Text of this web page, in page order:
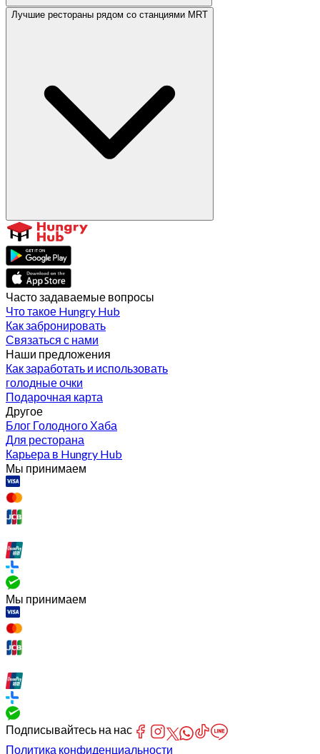
Лучшие рестораны рядом со станциями MRT
Часто задаваемые вопросы
Что такое Hungry Hub
Как забронировать
Связаться с нами
Наши предложения
Как заработать и использовать
голодные очки
Подарочная карта
Другое
Блог Голодного Хаба
Для ресторана
Карьера в Hungry Hub
Мы принимаем
Мы принимаем
Подписывайтесь на нас
Политика конфиденциальности